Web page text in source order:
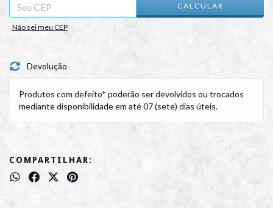
CALCULAR
Não sei meu CEP
Devolução
Produtos com defeito* poderão ser devolvidos ou trocados
mediante disponibilidade em até 07 (sete) dias úteis.
COMPARTILHAR: